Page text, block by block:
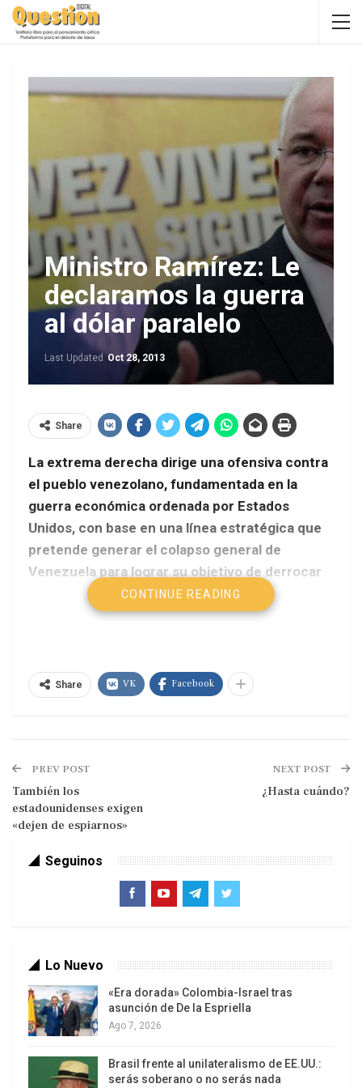
Ministro Ramírez: Le
declaramos la guerra
al dólar paralelo
Last Updated Oct 28, 2013
Share
La extrema derecha dirige una ofensiva contra
el pueblo venezolano, fundamentada en la
guerra económica ordenada por Estados
Unidos, con base en una línea estratégica que
pretende generar el colapso general de
Venezuela para lograr su objetivo de derrocar
al gobierno revolucionario que lidera el
presidente Nicolás Maduro.
AVN
Así lo advirtió este domingo el ministro de
Petróleo y Minería; y presidente de Petróleos de
Venezuela (Pdvsa), Rafael Ramírez, durante su
participación en el programa José Vicente hoy
«Ellos han estado trabajando con base en una
sectores de extrema derecha venezolana han
lanzado la hipótesis del colapso económico, del
ellos tienen, que es claramente un objetivo
CONTINUE READING
Share VK Facebook
PREV POST
También los
estadounidenses exigen
«dejen de espiarnos»
NEXT POST
¿Hasta cuándo?
Seguinos
Lo Nuevo
«Era dorada» Colombia-Israel tras
asunción de De la Espriella
Ago 7, 2026
Brasil frente al unilateralismo de EE.UU.:
serás soberano o no serás nada